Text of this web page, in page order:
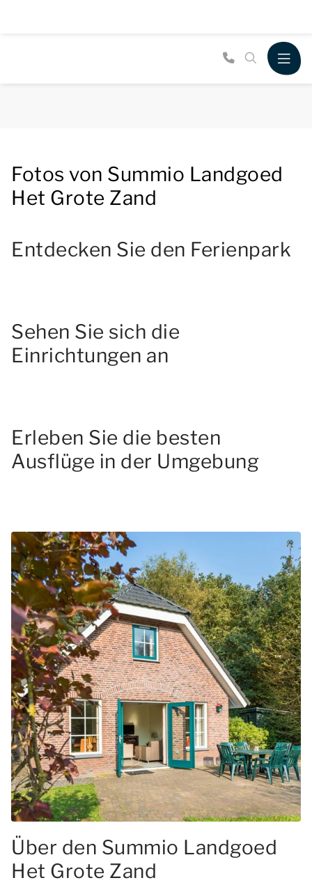
Fotos von Summio Landgoed
Het Grote Zand
Entdecken Sie den Ferienpark
Sehen Sie sich die
Einrichtungen an
Erleben Sie die besten
Ausflüge in der Umgebung
Über den Summio Landgoed
Het Grote Zand